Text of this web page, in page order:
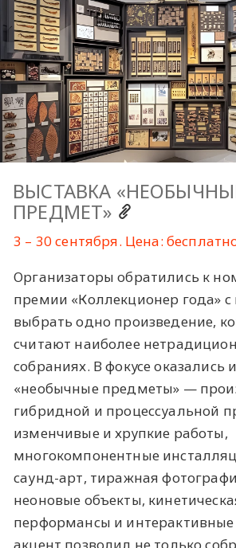
ВЫСТАВКА
ПРЕДМЕТ»
3 – 30 сентября. Цена:
Организаторы обратились к
премии «Коллекционер года» с
выбрать одно произведение,
считают наиболее
собраниях. В фокусе оказались
«необычные предметы» —
гибридной и процессуальной
изменчивые и хрупкие работы,
многокомпонентные
саунд-арт, тиражная
неоновые объекты,
перформансы и
акцент позволил не только